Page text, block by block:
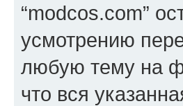
“modcos.com”
усмотрению
любую тему на
что вся